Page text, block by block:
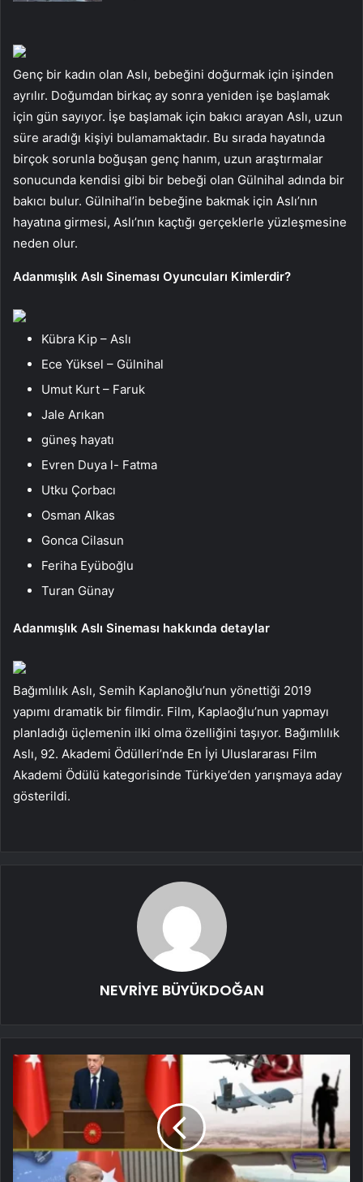
Genç bir kadın olan Aslı, bebeğini doğurmak için işinden
ayrılır. Doğumdan birkaç ay sonra yeniden işe başlamak
için gün sayıyor. İşe başlamak için bakıcı arayan Aslı, uzun
süre aradığı kişiyi bulamamaktadır. Bu sırada hayatında
birçok sorunla boğuşan genç hanım, uzun araştırmalar
sonucunda kendisi gibi bir bebeği olan Gülnihal adında bir
bakıcı bulur. Gülnihal’in bebeğine bakmak için Aslı’nın
hayatına girmesi, Aslı’nın kaçtığı gerçeklerle yüzleşmesine
neden olur.
Adanmışlık Aslı Sineması Oyuncuları Kimlerdir?
Kübra Kip – Aslı
Ece Yüksel – Gülnihal
Umut Kurt – Faruk
Jale Arıkan
güneş hayatı
Evren Duya l- Fatma
Utku Çorbacı
Osman Alkas
Gonca Cilasun
Feriha Eyüboğlu
Turan Günay
Adanmışlık Aslı Sineması hakkında detaylar
Bağımlılık Aslı, Semih Kaplanoğlu’nun yönettiği 2019
yapımı dramatik bir filmdir. Film, Kaplaoğlu’nun yapmayı
planladığı üçlemenin ilki olma özelliğini taşıyor. Bağımlılık
Aslı, 92. Akademi Ödülleri’nde En İyi Uluslararası Film
Akademi Ödülü kategorisinde Türkiye’den yarışmaya aday
gösterildi.
NEVRİYE BÜYÜKDOĞAN